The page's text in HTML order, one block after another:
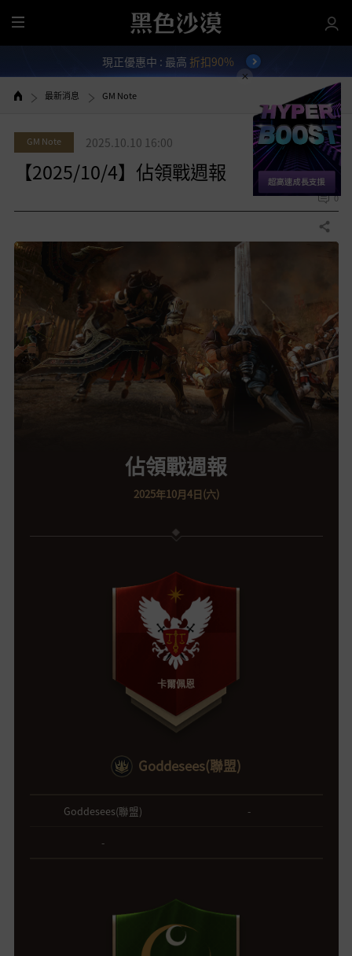
全
部
單
現正優惠中 : 最高 折扣90%
最新消息 GM Note
GM Note 2025.10.10 16:00
【2025/10/4】佔領戰週報
0
分享
佔領戰週報
2025年10月4日(六)
卡爾佩恩
Goddesees(聯盟)
Goddesees(聯盟) -
-